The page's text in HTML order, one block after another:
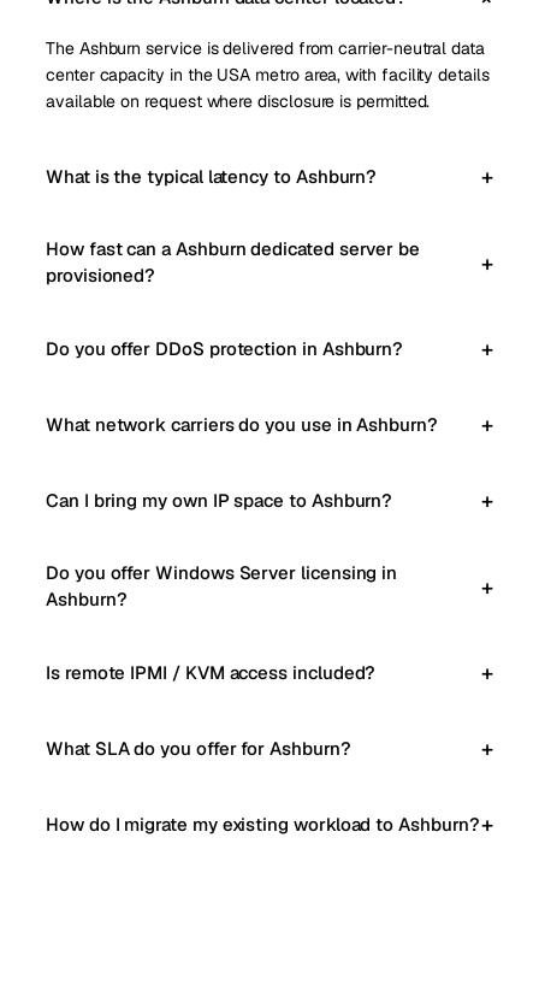
The Ashburn service is delivered from carrier-neutral data
center capacity in the USA metro area, with facility details
available on request where disclosure is permitted.
What is the typical latency to Ashburn?
How fast can a Ashburn dedicated server be
provisioned?
Do you offer DDoS protection in Ashburn?
What network carriers do you use in Ashburn?
Can I bring my own IP space to Ashburn?
Do you offer Windows Server licensing in
Ashburn?
Is remote IPMI / KVM access included?
What SLA do you offer for Ashburn?
How do I migrate my existing workload to Ashburn?